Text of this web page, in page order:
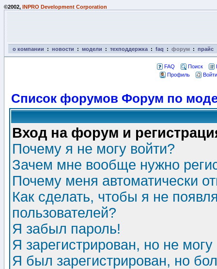
©2002, INPRO Development Corporation
о компании : новости : модели : техподдержка : faq : форум : прайс
FAQ Поиск
Профиль
Список форумов Форум по
Вход на форум и
Почему я не могу войти?
Зачем мне вообще нужно
Почему меня автоматически
Как сделать, чтобы я не
пользователей?
Я забыл пароль!
Я зарегистрирован, но не могу
Я был зарегистрирован, но